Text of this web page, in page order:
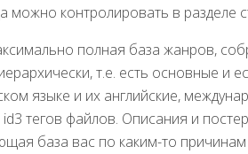
контролировать в разделе
полная база жанров,
т.е. есть основные и
языке и их английские,
тегов файлов. Описания и
база вас по каким-то причинам